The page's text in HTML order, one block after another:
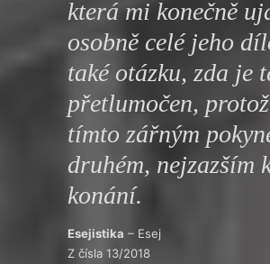
která mi konečně
osobně celé jeho
také otázku, zda je
přetlumočen,
tímto zářným
druhém, nejzazším
konání.
Esejistika – Esej
Z čísla 13/2018